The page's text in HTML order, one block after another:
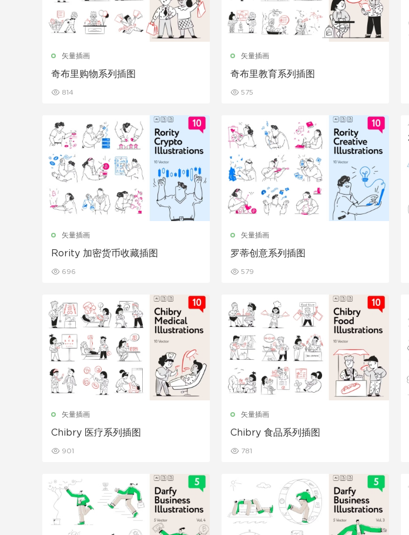
矢量插画
奇布里购物系列插图
814
矢量插画
奇布里教育系列插图
575
矢量插画
Rority 加密货币收藏插图
696
矢量插画
罗蒂创意系列插图
579
矢量插画
Chibry 医疗系列插图
901
矢量插画
Chibry 食品系列插图
781